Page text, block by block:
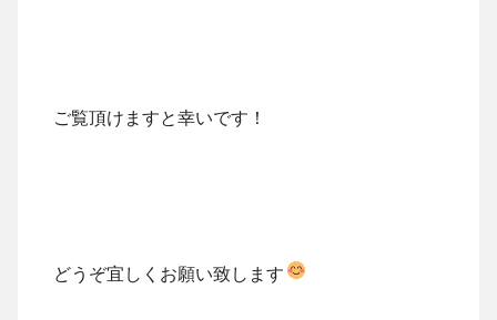
ご覧頂けますと幸いです！
どうぞ宜しくお願い致します